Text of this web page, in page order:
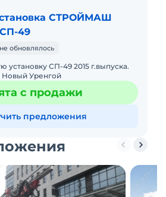
СТРОЙМАШ
49
обновлялось
установку СП-49 2015 г.выпуска.
Новый Уренгой
с продажи
предложения